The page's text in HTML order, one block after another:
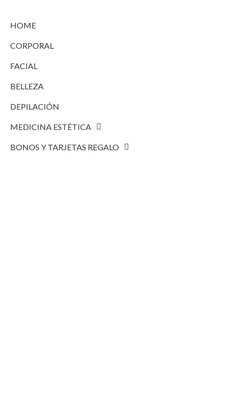
HOME
CORPORAL
FACIAL
BELLEZA
DEPILACIÓN
MEDICINA ESTÉTICA
BONOS Y TARJETAS REGALO